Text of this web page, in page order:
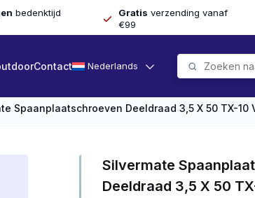
bedenktijd Gratis verzending vanaf
€99
Contact Nederlands
Spaanplaatschroeven Deeldraad 3,5 X 50 TX-10
Silvermate
Deeldraad 3,5 X 50